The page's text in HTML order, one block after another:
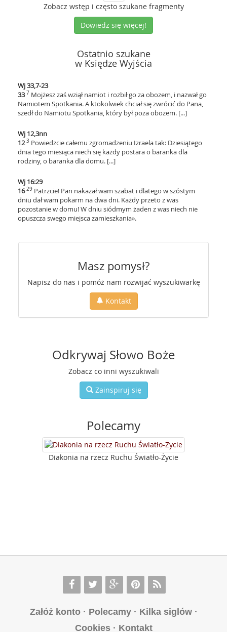
Zobacz wstęp i często szukane fragmenty
Dowiedz się więcej!
Ostatnio szukane
w Księdze Wyjścia
Wj 33,7-23
33 7 Mojżesz zaś wziął namiot i rozbił go za obozem, i nazwał go
Namiotem Spotkania. A ktokolwiek chciał się zwrócić do Pana,
szedł do Namiotu Spotkania, który był poza obozem. [...]
Wj 12,3nn
12 3 Powiedzcie całemu zgromadzeniu Izraela tak: Dziesiątego
dnia tego miesiąca niech się każdy postara o baranka dla
rodziny, o baranka dla domu. [...]
Wj 16:29
16 29 Patrzcie! Pan nakazał wam szabat i dlatego w szóstym
dniu dał wam pokarm na dwa dni. Każdy przeto z was
pozostanie w domu! W dniu siódmym żaden z was niech nie
opuszcza swego miejsca zamieszkania».
Masz pomysł?
Napisz do nas i pomóż nam rozwijać wyszukiwarkę
Kontakt
Odkrywaj Słowo Boże
Zobacz co inni wyszukiwali
Zainspiruj się
Polecamy
Diakonia na rzecz Ruchu Światło-Życie
Załóż konto· Polecamy· Kilka siglów·
Cookies· Kontakt